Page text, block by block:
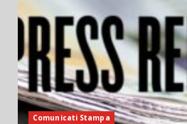
Comunicati Stampa